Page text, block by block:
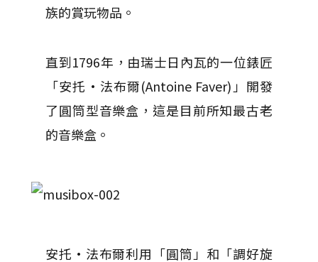
族的賞玩物品。
直到1796年，由瑞士日內瓦的一位錶匠
「安托·法布爾(Antoine Faver)」開發
了圓筒型音樂盒，這是目前所知最古老
的音樂盒。
安托·法布爾利用「圓筒」和「調好旋